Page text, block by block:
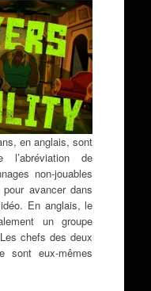
en anglais, sont
de
non-jouables
avancer dans
En anglais, le
un groupe
chefs des deux
sont eux-mêmes